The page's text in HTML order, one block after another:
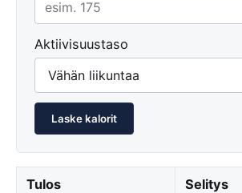
Aktiivisuustaso
Laske kalorit
Tulos Selitys